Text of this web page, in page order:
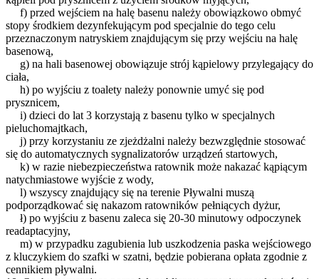
f) przed wejściem na halę basenu należy obowiązkowo obmyć
stopy środkiem dezynfekującym pod specjalnie do tego celu
przeznaczonym natryskiem znajdującym się przy wejściu na halę
basenową,
g) na hali basenowej obowiązuje strój kąpielowy przylegający do
ciała,
h) po wyjściu z toalety należy ponownie umyć się pod
prysznicem,
i) dzieci do lat 3 korzystają z basenu tylko w specjalnych
pieluchomajtkach,
j) przy korzystaniu ze zjeżdżalni należy bezwzględnie stosować
się do automatycznych sygnalizatorów urządzeń startowych,
k) w razie niebezpieczeństwa ratownik może nakazać kąpiącym
natychmiastowe wyjście z wody,
l) wszyscy znajdujący się na terenie Pływalni muszą
podporządkować się nakazom ratowników pełniących dyżur,
ł) po wyjściu z basenu zaleca się 20-30 minutowy odpoczynek
readaptacyjny,
m) w przypadku zagubienia lub uszkodzenia paska wejściowego
z kluczykiem do szafki w szatni, będzie pobierana opłata zgodnie z
cennikiem pływalni.